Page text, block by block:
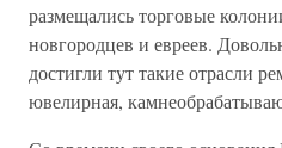
размещались торговые
новгородцев и евреев.
достигли тут такие отрасли
ювелирная,